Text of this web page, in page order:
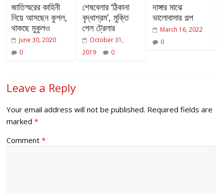
জাতিস্মরের কাহিনী
নিয়ে আসছেন কুশল,
থাকছে মুকুলও
June 30, 2020
0
শেষবেলার ‘ঠিকানা
বৃদ্ধাশ্রম’, মুক্তি
পেল ট্রেলার
October 31,
2019
0
দাঙ্গার মাঝে
ভালোবাসার গল্প
March 16, 2022
0
Leave a Reply
Your email address will not be published. Required fields are
marked*
Comment*